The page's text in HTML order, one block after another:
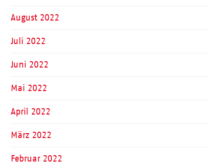
August 2022
Juli 2022
Juni 2022
Mai 2022
April 2022
März 2022
Februar 2022